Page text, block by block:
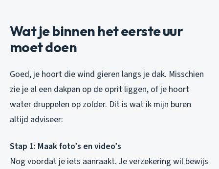
Wat je binnen het eerste uur
moet doen
Goed, je hoort die wind gieren langs je dak. Misschien
zie je al een dakpan op de oprit liggen, of je hoort
water druppelen op zolder. Dit is wat ik mijn buren
altijd adviseer:
Stap 1: Maak foto’s en video’s
Nog voordat je iets aanraakt. Je verzekering wil bewijs